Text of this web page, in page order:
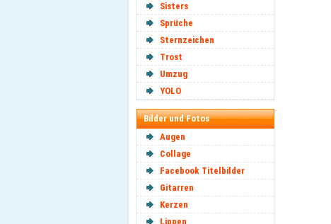
Sisters
Sprüche
Sternzeichen
Trost
Umzug
YOLO
Bilder und Fotos
Augen
Collage
Facebook Titelbilder
Gitarren
Kerzen
Lippen